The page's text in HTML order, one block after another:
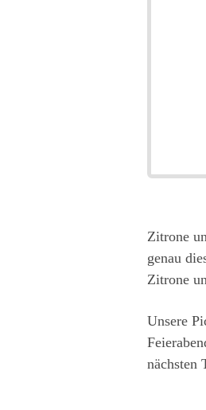
Zitrone
genau
Zitrone
Unsere
nächsten